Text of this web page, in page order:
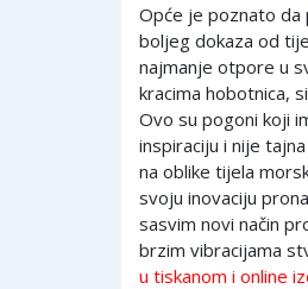
Opće je poznato da
boljeg dokaza od
najmanje otpore u
kracima hobotnica,
Ovo su pogoni koji
inspiraciju i nije
na oblike tijela
svoju inovaciju
sasvim novi način
brzim vibracijama
u tiskanom i online